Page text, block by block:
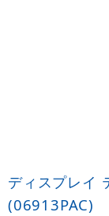
ディスプレイ
(06913PAC)